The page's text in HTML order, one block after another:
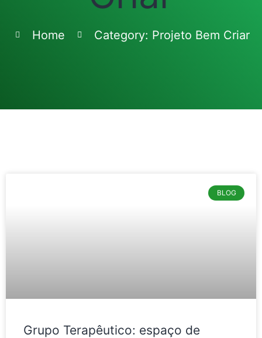
Home Category: Projeto Bem Criar
BLOG
Grupo Terapêutico: espaço de